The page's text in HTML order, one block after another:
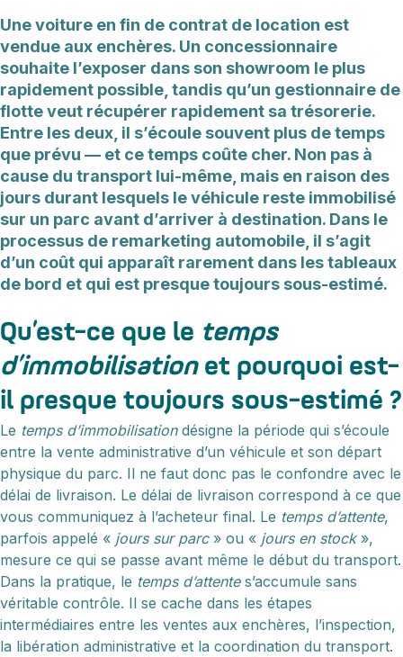
Une voiture en fin de contrat de location est
vendue aux enchères. Un concessionnaire
souhaite l’exposer dans son showroom le plus
rapidement possible, tandis qu’un gestionnaire de
flotte veut récupérer rapidement sa trésorerie.
Entre les deux, il s’écoule souvent plus de temps
que prévu — et ce temps coûte cher. Non pas à
cause du transport lui-même, mais en raison des
jours durant lesquels le véhicule reste immobilisé
sur un parc avant d’arriver à destination. Dans le
processus de remarketing automobile, il s’agit
d’un coût qui apparaît rarement dans les tableaux
de bord et qui est presque toujours sous-estimé.
Qu’est-ce que le temps
d’immobilisationet pourquoi est-
il presque toujours sous-estimé ?
Le temps d’immobilisationdésigne la période qui s’écoule
entre la vente administrative d’un véhicule et son départ
physique du parc. Il ne faut donc pas le confondre avec le
délai de livraison. Le délai de livraison correspond à ce que
vous communiquez à l’acheteur final. Le temps d’attente,
parfois appelé « jours sur parc» ou « jours en stock»,
mesure ce qui se passe avant même le début du transport.
Dans la pratique, le temps d’attentes’accumule sans
véritable contrôle. Il se cache dans les étapes
intermédiaires entre les ventes aux enchères, l’inspection,
la libération administrative et la coordination du transport.